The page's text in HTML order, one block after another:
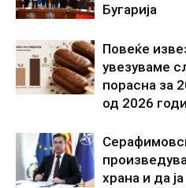
Бугарија
Повеќе
увезуваме
порасна за
од 2026
храна и да